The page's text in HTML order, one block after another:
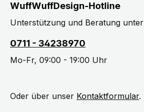
WuffWuffDesign-Hotline
Unterstützung und Beratung
0711 - 34238970
Mo-Fr, 09:00 - 19:00 Uhr
Oder über unser Kontaktformular.